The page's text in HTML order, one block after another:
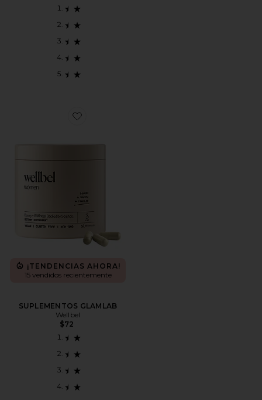
Favorite SUPLEMENTOS GLAMLAB
¡TENDENCIAS AHORA!
15 vendidos recientemente
SUPLEMENTOS GLAMLAB
Wellbel
$72